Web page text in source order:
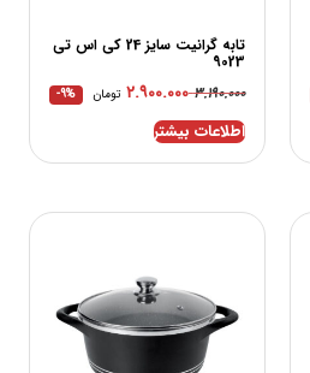
تابه گرانیت سایز 24 کی اس تی
9023
۳.۱۹۰.۰۰۰ ۲.۹۰۰.۰۰۰ تومان -9%
اطلاعات بیشتر